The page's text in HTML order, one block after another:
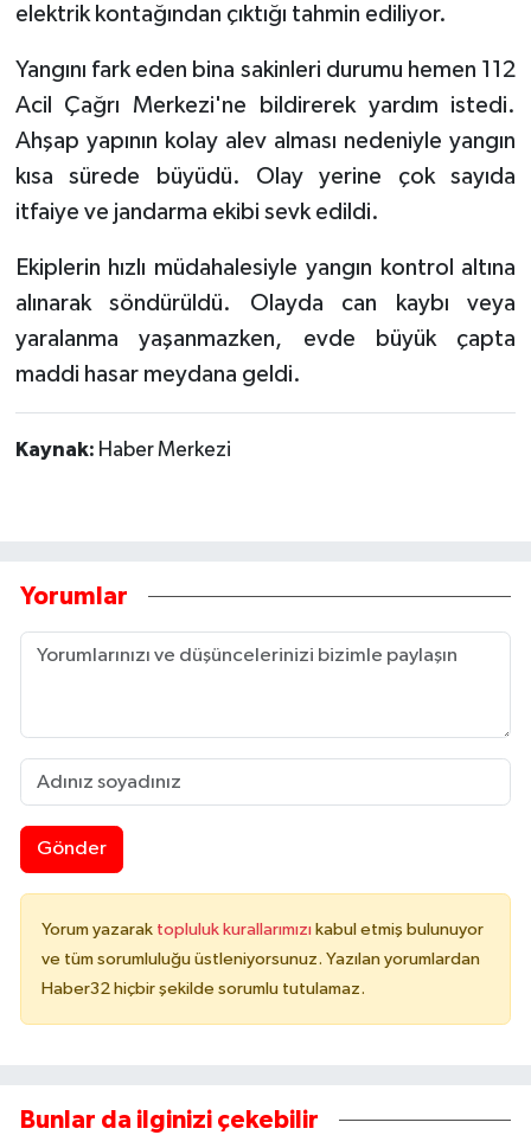
elektrik kontağından çıktığı tahmin ediliyor.
Yangını fark eden bina sakinleri durumu hemen 112
Acil Çağrı Merkezi'ne bildirerek yardım istedi.
Ahşap yapının kolay alev alması nedeniyle yangın
kısa sürede büyüdü. Olay yerine çok sayıda
itfaiye ve jandarma ekibi sevk edildi.
Ekiplerin hızlı müdahalesiyle yangın kontrol altına
alınarak söndürüldü. Olayda can kaybı veya
yaralanma yaşanmazken, evde büyük çapta
maddi hasar meydana geldi.
Kaynak: Haber Merkezi
Yorumlar
Gönder
Yorum yazarak topluluk kurallarımızı kabul etmiş bulunuyor
ve tüm sorumluluğu üstleniyorsunuz. Yazılan yorumlardan
Haber32 hiçbir şekilde sorumlu tutulamaz.
Bunlar da ilginizi çekebilir
Tarihi Yapılarımız
Teknoloji
Türkiye
Yerel
İletişim